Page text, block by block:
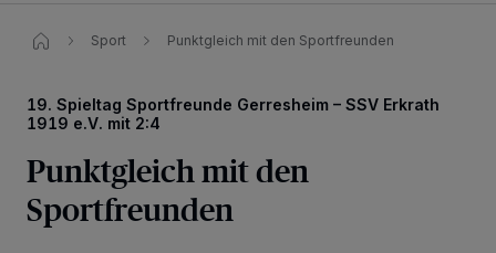
Sport Punktgleich mit den Sportfreunden
19. Spieltag Sportfreunde Gerresheim – SSV Erkrath
1919 e.V. mit 2:4
Punktgleich mit den
Sportfreunden